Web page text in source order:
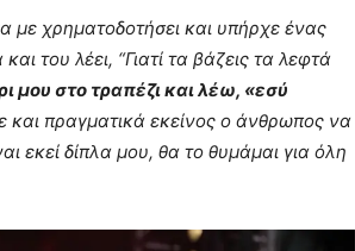
με χρηματοδοτήσει και υπήρχε ένας
του λέει, “Γιατί τα βάζεις τα λεφτά
μου στο τραπέζι και λέω, «εσύ
και πραγματικά εκείνος ο άνθρωπος να
εκεί δίπλα μου, θα το θυμάμαι για όλη